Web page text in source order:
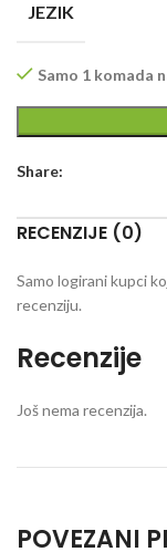
JEZIK
Samo 1 komada
Share:
RECENZIJE (0)
Recenzije
Još nema recenzija.
Samo logirani kupci
recenziju.
POVEZANI